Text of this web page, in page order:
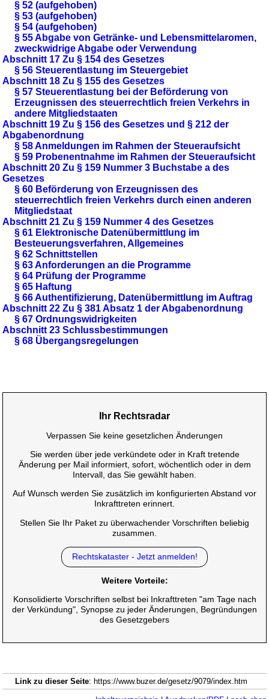
§ 52 (aufgehoben)
§ 53 (aufgehoben)
§ 54 (aufgehoben)
§ 55 Abgabe von Getränke- und Lebensmittelaromen,
zweckwidrige Abgabe oder Verwendung
Abschnitt 17 Zu § 154 des Gesetzes
§ 56 Steuerentlastung im Steuergebiet
Abschnitt 18 Zu § 155 des Gesetzes
§ 57 Steuerentlastung bei der Beförderung von
Erzeugnissen des steuerrechtlich freien Verkehrs in
andere Mitgliedstaaten
Abschnitt 19 Zu § 156 des Gesetzes und § 212 der
Abgabenordnung
§ 58 Anmeldungen im Rahmen der Steueraufsicht
§ 59 Probenentnahme im Rahmen der Steueraufsicht
Abschnitt 20 Zu § 159 Nummer 3 Buchstabe a des
Gesetzes
§ 60 Beförderung von Erzeugnissen des
steuerrechtlich freien Verkehrs durch einen anderen
Mitgliedstaat
Abschnitt 21 Zu § 159 Nummer 4 des Gesetzes
§ 61 Elektronische Datenübermittlung im
Besteuerungsverfahren, Allgemeines
§ 62 Schnittstellen
§ 63 Anforderungen an die Programme
§ 64 Prüfung der Programme
§ 65 Haftung
§ 66 Authentifizierung, Datenübermittlung im Auftrag
Abschnitt 22 Zu § 381 Absatz 1 der Abgabenordnung
§ 67 Ordnungswidrigkeiten
Abschnitt 23 Schlussbestimmungen
§ 68 Übergangsregelungen
Ihr Rechtsradar
Verpassen Sie keine gesetzlichen Änderungen
Sie werden über jede verkündete oder in Kraft tretende
Änderung per Mail informiert, sofort, wöchentlich oder in dem
Intervall, das Sie gewählt haben.
Auf Wunsch werden Sie zusätzlich im konfigurierten Abstand vor
Inkrafttreten erinnert.
Stellen Sie Ihr Paket zu überwachender Vorschriften beliebig
zusammen.
Rechtskataster - Jetzt anmelden!
Weitere Vorteile:
Konsolidierte Vorschriften selbst bei Inkrafttreten "am Tage nach
der Verkündung", Synopse zu jeder Änderungen, Begründungen
des Gesetzgebers
Link zu dieser Seite: https://www.buzer.de/gesetz/9079/index.htm